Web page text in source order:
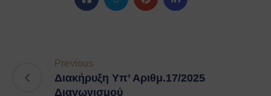
Previous
Διακήρυξη Υπ’ Αριθμ.17/2025
Διαγωνισμού